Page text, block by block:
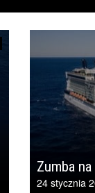
Zumba
24 stycznia